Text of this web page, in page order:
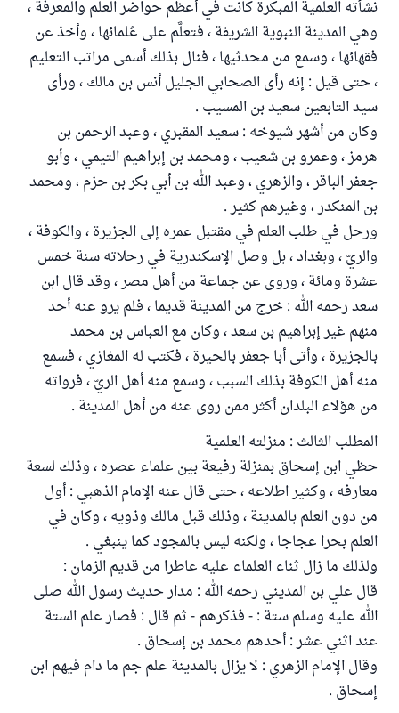
نشأته العلمية المبكرة كانت في أعظم حواضر العلم والمعرفة ،
وهي المدينة النبوية الشريفة ، فتعلَّم على عُلمائها ، وأخذ عن
فقهائها ، وسمع من محدثيها ، فنال بذلك أسمى مراتب التعليم
، حتى قيل : إنه رأى الصحابي الجليل أنس بن مالك ، ورأى
سيد التابعين سعيد بن المسيب .
وكان من أشهر شيوخه : سعيد المقبري ، وعبد الرحمن بن
هرمز ، وعمرو بن شعيب ، ومحمد بن إبراهيم التيمي ، وأبو
جعفر الباقر ، والزهري ، وعبد الله بن أبي بكر بن حزم ، ومحمد
بن المنكدر ، وغيرهم كثير .
ورحل في طلب العلم في مقتبل عمره إلى الجزيرة ، والكوفة ،
والريّ ، وبغداد ، بل وصل الإسكندرية في رحلاته سنة خمس
عشرة ومائة ، وروى عن جماعة من أهل مصر ، وقد قال ابن
سعد رحمه الله : خرج من المدينة قديما ، فلم يرو عنه أحد
منهم غير إبراهيم بن سعد ، وكان مع العباس بن محمد
بالجزيرة ، وأتى أبا جعفر بالحيرة ، فكتب له المغازي ، فسمع
منه أهل الكوفة بذلك السبب ، وسمع منه أهل الريّ ، فرواته
من هؤلاء البلدان أكثر ممن روى عنه من أهل المدينة .
المطلب الثالث : منزلته العلمية
حظي ابن إسحاق بمنزلة رفيعة بين علماء عصره ، وذلك لسعة
معارفه ، وكثير اطلاعه ، حتى قال عنه الإمام الذهبي : أول
من دون العلم بالمدينة ، وذلك قبل مالك وذويه ، وكان في
العلم بحرا عجاجا ، ولكنه ليس بالمجود كما ينبغي .
ولذلك ما زال ثناء العلماء عليه عاطرا من قديم الزمان :
قال علي بن المديني رحمه الله : مدار حديث رسول الله صلى
الله عليه وسلم ستة : - فذكرهم - ثم قال : فصار علم الستة
عند اثني عشر : أحدهم محمد بن إسحاق .
وقال الإمام الزهري : لا يزال بالمدينة علم جم ما دام فيهم ابن
إسحاق .